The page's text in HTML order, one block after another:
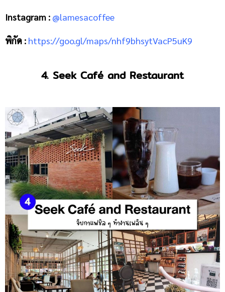
Instagram : @lamesacoffee
พิกัด : https://goo.gl/maps/nhf9bhsytVacP5uK9
4. Seek Café and Restaurant